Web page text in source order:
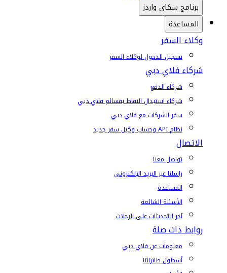
برنامج سكاي واردز
المساعدة
وكلاء السفر
تسجيل الدخول لوكلاء السفر
شركاء فلاي دبي
شركاء الدفع
شركاء استبدال النقاط بقسائم فلاي دبي
سفر الشركات مع فلاي دبي
نظام API وحساب وكيل سفر جديد
الاتصال
تواصل معنا
راسلنا عبر البريد الإلكتروني
المساعدة
الأسئلة الشائعة
آخر التحديثات على الرحلات
روابط ذات صلة
معلومات عن فلاي دبي
أسطول طائراتنا